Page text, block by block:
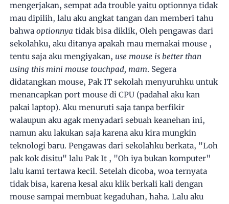
mengerjakan, sempat ada trouble yaitu optionnya tidak
mau dipilih, lalu aku angkat tangan dan memberi tahu
bahwaoptionnya tidak bisa diklik, Oleh pengawas dari
sekolahku, aku ditanya apakah mau memakai mouse ,
tentu saja aku mengiyakan, use mouse is better than
using this mini mouse touchpad, mam. Segera
didatangkan mouse, Pak IT sekolah menyuruhku untuk
menancapkan port mouse di CPU (padahal aku kan
pakai laptop). Aku menuruti saja tanpa berfikir
walaupun aku agak menyadari sebuah keanehan ini,
namun aku lakukan saja karena aku kira mungkin
teknologi baru. Pengawas dari sekolahku berkata, "Loh
pak kok disitu" lalu Pak It , "Oh iya bukan komputer"
lalu kami tertawa kecil. Setelah dicoba, woa ternyata
tidak bisa, karena kesal aku klik berkali kali dengan
mouse sampai membuat kegaduhan, haha. Lalu aku